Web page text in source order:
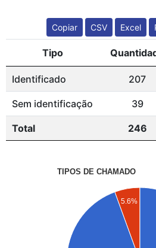
Copiar CSV Excel
Tipo
Identificado 207
Sem identificação 39
Total 246
TIPOS DE CHAMADO
5.6%